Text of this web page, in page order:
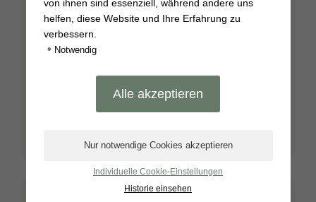
4,39€*
Inhalt 0,25 kg (
von ihnen sind essenziell, während andere uns
helfen, diese Website und Ihre Erfahrung zu
verbessern.
• Notwendig
Individuelle Cookie-Einstellungen
Historie einsehen